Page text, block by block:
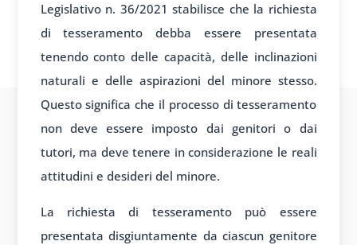
Legislativo n. 36/2021 stabilisce che la richiesta
di tesseramento debba essere presentata
tenendo conto delle capacità, delle inclinazioni
naturali e delle aspirazioni del minore stesso.
Questo significa che il processo di tesseramento
non deve essere imposto dai genitori o dai
tutori, ma deve tenere in considerazione le reali
attitudini e desideri del minore.
La richiesta di tesseramento può essere
presentata disgiuntamente da ciascun genitore